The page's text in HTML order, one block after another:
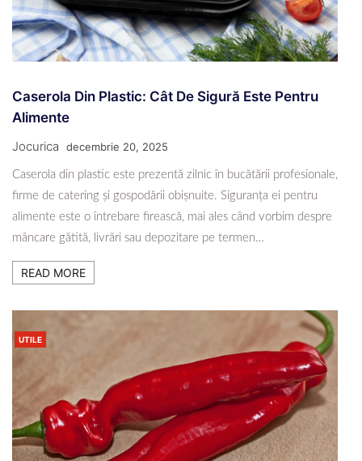
Caserola Din Plastic: Cât De Sigură Este Pentru
Alimente
Jocurica decembrie 20, 2025
Caserola din plastic este prezentă zilnic în bucătării profesionale,
firme de catering și gospodării obișnuite. Siguranța ei pentru
alimente este o întrebare firească, mai ales când vorbim despre
mâncare gătită, livrări sau depozitare pe termen…
READ MORE
UTILE